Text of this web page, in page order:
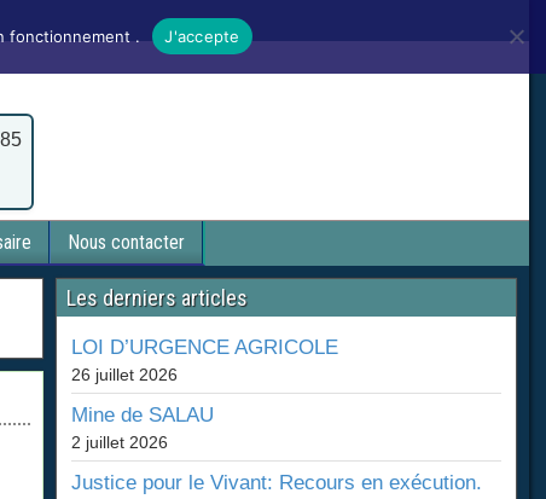
Nous contacter
Les derniers articles
LOI D’URGENCE AGRICOLE
26 juillet 2026
Mine de SALAU
2 juillet 2026
Justice pour le Vivant: Recours en exécution.
fonctionnement . J'accepte